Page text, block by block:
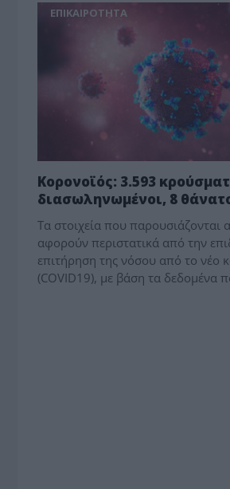
ΕΠΙΚΑΙΡΟΤΗΤΑ
Κορονοϊός: 3.593
διασωληνωμένοι, 8
Τα στοιχεία που παρουσιάζονται
αφορούν περιστατικά από την
επιτήρηση της νόσου από το νέο
(COVID19), με βάση τα δεδομένα